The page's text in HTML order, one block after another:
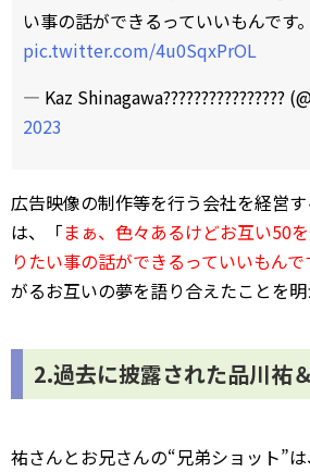
い事の話ができるっていいもんです。
pic.twitter.com/4u0SqxPrOL
— Kaz Shinagawa????????????????
2023
広告映像の制作等を行う会社を経営
は、「まぁ、色々あるけどお互い50
りたい事の話ができるっていいもんで
がるお互いの夢を語り合えたことを明
2.過去に披露された品川祐
祐さんとお兄さんの“兄弟ショット”